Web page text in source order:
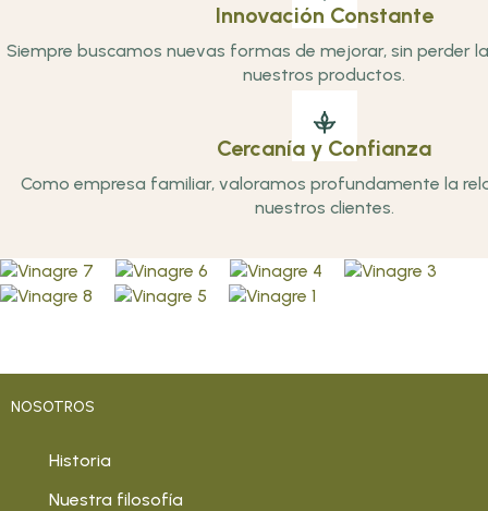
Innovación Constante
Siempre buscamos nuevas formas de mejorar, sin perder
nuestros productos.
Cercanía y Confianza
Como empresa familiar, valoramos profundamente la
nuestros clientes.
NOSOTROS
Historia
Nuestra filosofía